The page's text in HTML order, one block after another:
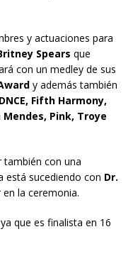
y actuaciones para
Spears que
con un medley de sus
y además también
Fifth Harmony,
Mendes, Pink, Troye
también con una
está sucediendo con Dr.
la ceremonia.
que es finalista en 16